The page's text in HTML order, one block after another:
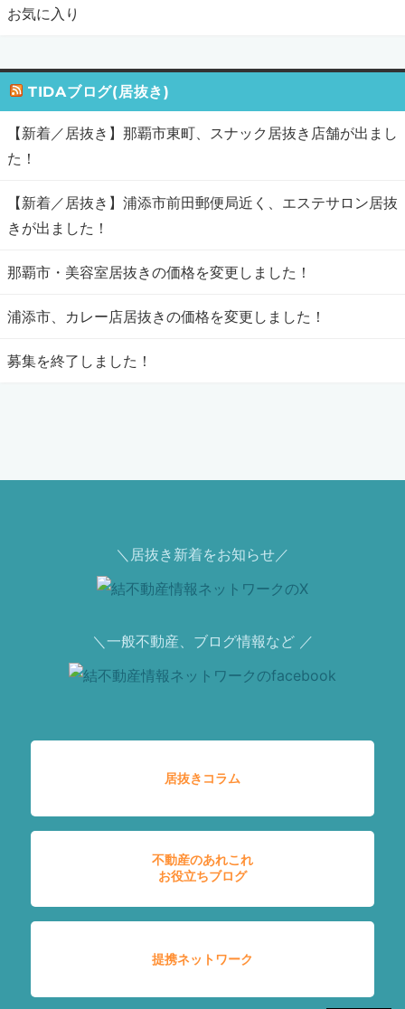
お気に入り
TIDAブログ(居抜き)
【新着／居抜き】那覇市東町、スナック居抜き店舗が出まし
た！
【新着／居抜き】浦添市前田郵便局近く、エステサロン居抜
きが出ました！
那覇市・美容室居抜きの価格を変更しました！
浦添市、カレー店居抜きの価格を変更しました！
募集を終了しました！
＼居抜き新着をお知らせ／
＼一般不動産、ブログ情報など ／
居抜きコラム
不動産のあれこれ
お役立ちブログ
提携ネットワーク